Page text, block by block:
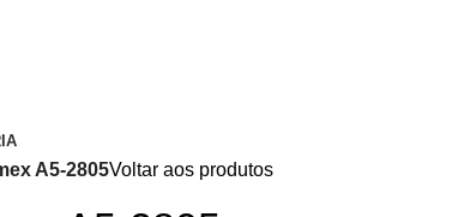
A5-2805Voltar aos produtos